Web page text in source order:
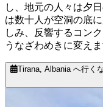
し、地元の人々は夕
は数十人が空洞の底
しみ、反響するコン
うなざわめきに変えま
Tirana, Albania へ行く